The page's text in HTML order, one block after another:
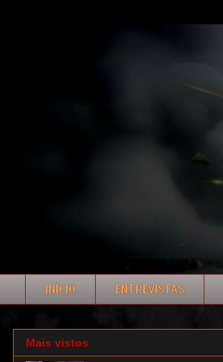
INÍCIO ENTREVISTAS
Mais vistos